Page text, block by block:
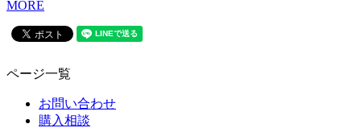
MORE
ページ一覧
お問い合わせ
購入相談